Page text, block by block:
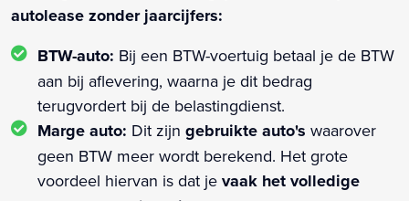
autolease zonder jaarcijfers:
BTW-auto: Bij een BTW-voertuig betaal je de BTW
aan bij aflevering, waarna je dit bedrag
terugvordert bij de belastingdienst.
Marge auto: Dit zijn gebruikte auto's waarover
geen BTW meer wordt berekend. Het grote
voordeel hiervan is dat je vaak het volledige